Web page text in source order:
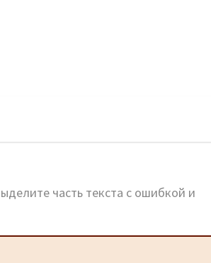
часть текста с ошибкой и